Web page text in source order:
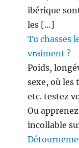
ibérique
les […]
Tu chasses
vraiment ?
Poids,
sexe, où les
etc. testez
Ou
incollable